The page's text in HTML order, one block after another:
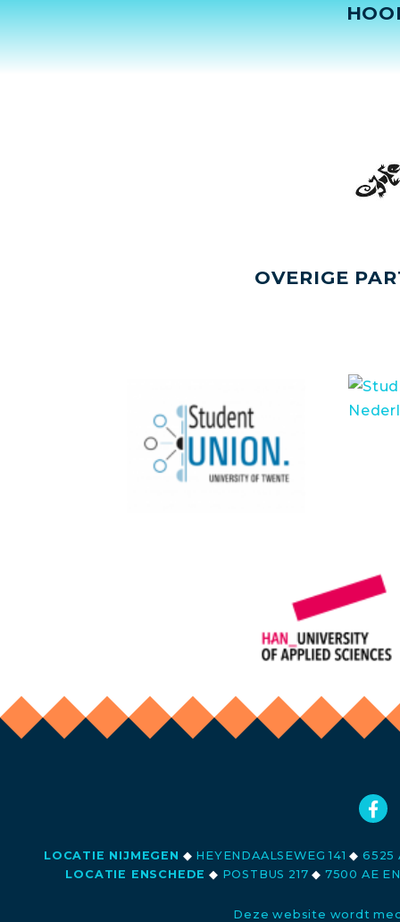
OVERIGE
LOCATIE NIJMEGEN ◆ HEYENDAALSEWEG 141◆ 6525
LOCATIE ENSCHEDE ◆ POSTBUS 217◆ 7500 AE
Deze website wordt